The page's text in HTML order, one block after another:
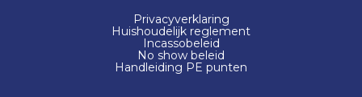
Privacyverklaring
Huishoudelijk reglement
Incassobeleid
No show beleid
Handleiding PE punten